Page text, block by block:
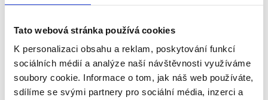
Tato webová stránka používá cookies
K personalizaci obsahu a reklam, poskytování funkcí
sociálních médií a analýze naší návštěvnosti využíváme
soubory cookie. Informace o tom, jak náš web používáte,
sdílíme se svými partnery pro sociální média, inzerci a
Přihlaste se k odběru našeho
newsletteru nebowhatsappového
kanálu, kde pravidelně přinášíme
shrnutí nejzajímavějších článků a analýz.
Začněte nás odebírat, a mějte tak